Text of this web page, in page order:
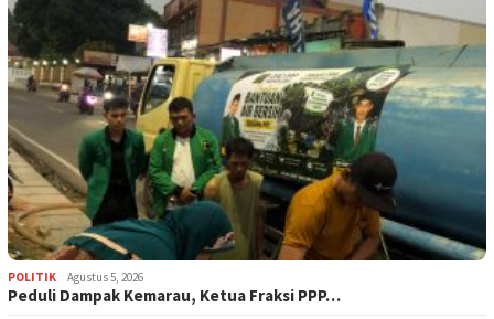
POLITIK Agustus 5, 2026
‎Peduli Dampak Kemarau, Ketua Fraksi PPP…